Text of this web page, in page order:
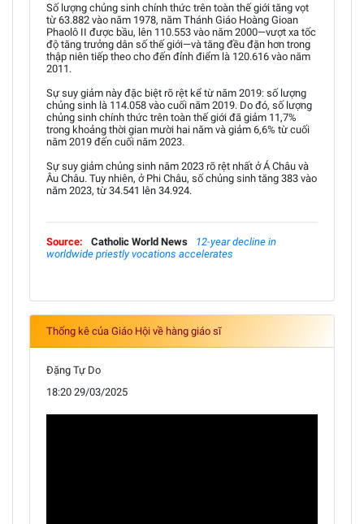
Số lượng chủng sinh chính thức trên toàn thế giới tăng vọt
từ 63.882 vào năm 1978, năm Thánh Giáo Hoàng Gioan
Phaolô II được bầu, lên 110.553 vào năm 2000—vượt xa tốc
độ tăng trưởng dân số thế giới—và tăng đều đặn hơn trong
thập niên tiếp theo cho đến đỉnh điểm là 120.616 vào năm
2011.
Sự suy giảm này đặc biệt rõ rệt kể từ năm 2019: số lượng
chủng sinh là 114.058 vào cuối năm 2019. Do đó, số lượng
chủng sinh chính thức trên toàn thế giới đã giảm 11,7%
trong khoảng thời gian mười hai năm và giảm 6,6% từ cuối
năm 2019 đến cuối năm 2023.
Sự suy giảm chủng sinh năm 2023 rõ rệt nhất ở Á Châu và
Âu Châu. Tuy nhiên, ở Phi Châu, số chủng sinh tăng 383 vào
năm 2023, từ 34.541 lên 34.924.
Source: Catholic World News
12-year decline in
worldwide priestly vocations accelerates
Thống kê của Giáo Hội về hàng giáo sĩ
Đặng Tự Do
18:20 29/03/2025